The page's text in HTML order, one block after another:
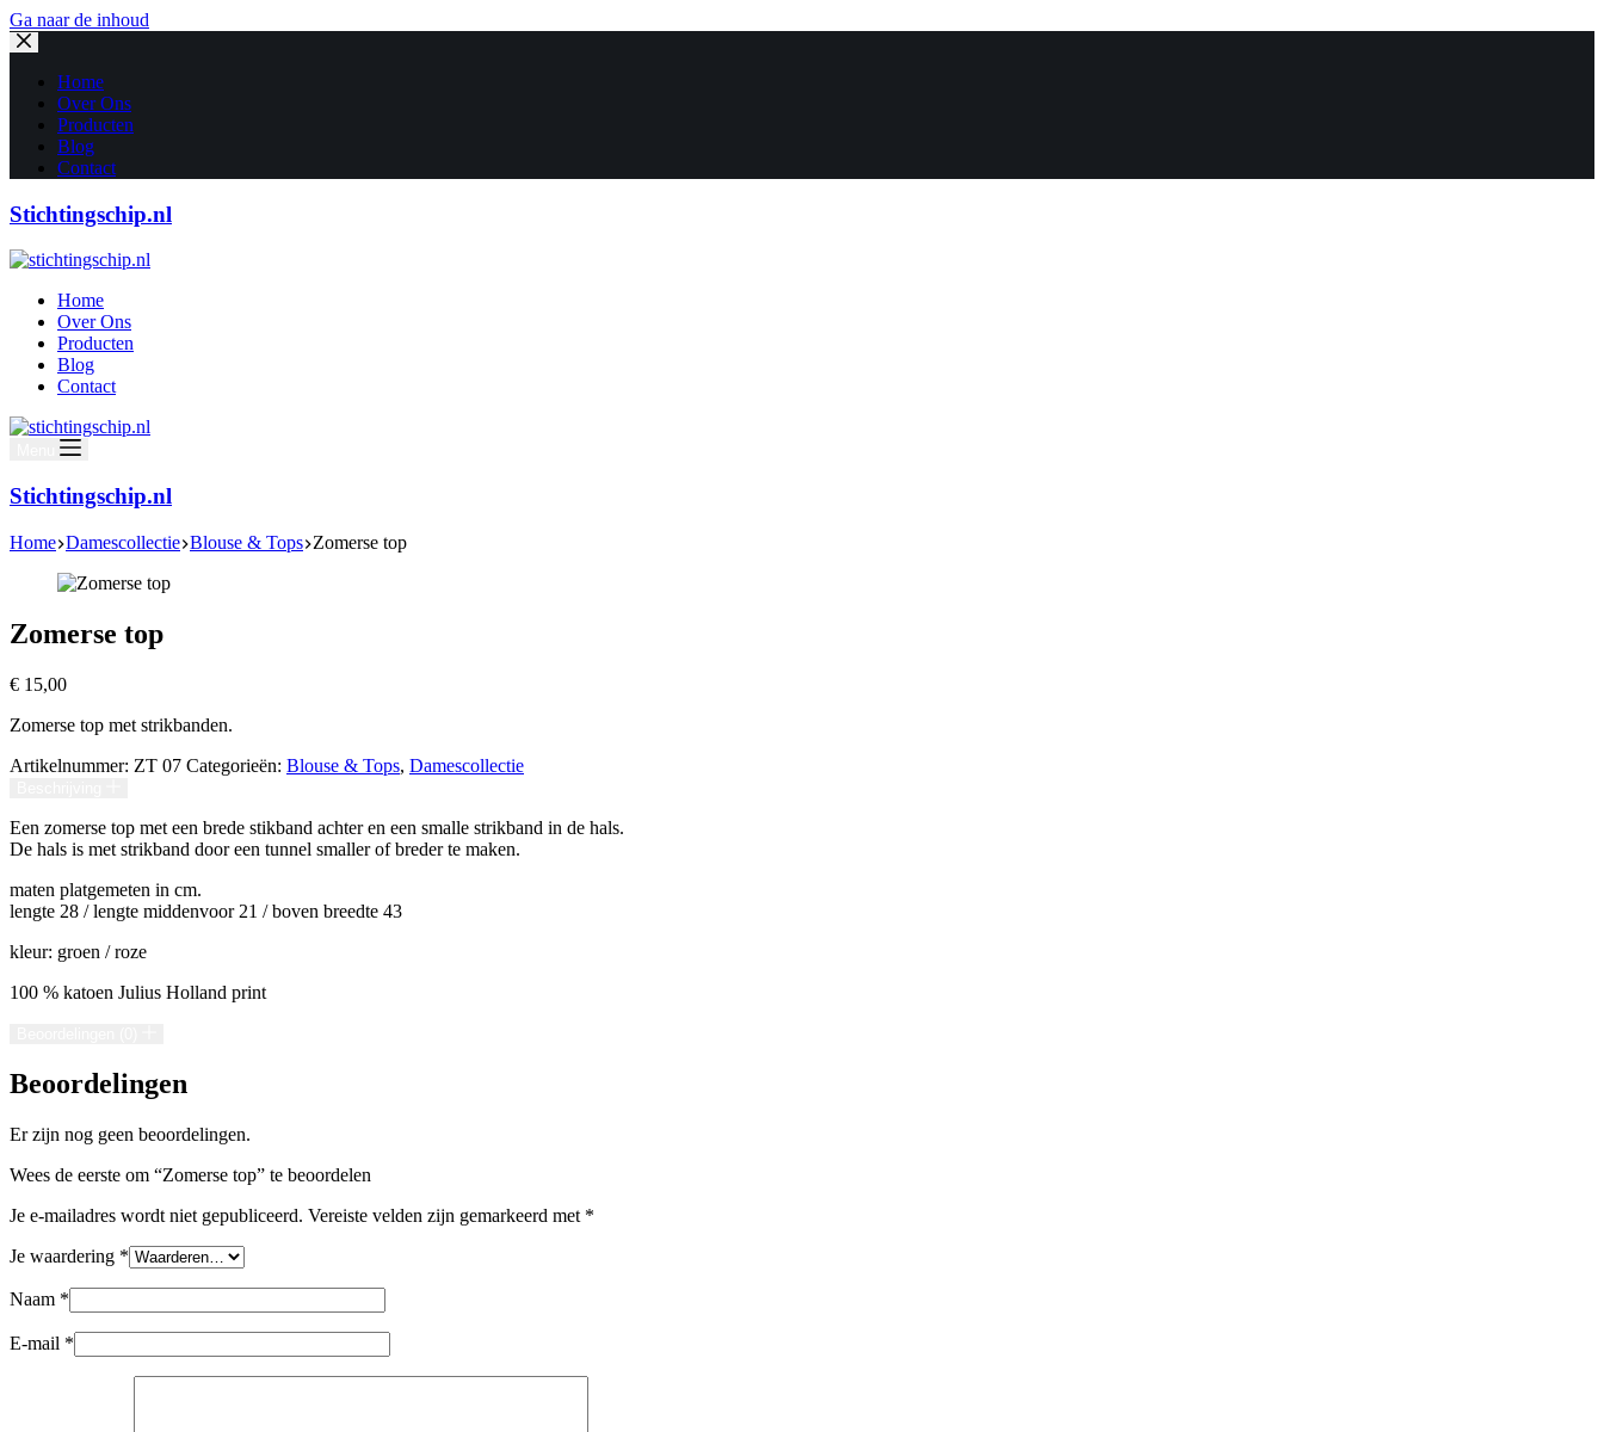
Ga naar de inhoud
Home
Over Ons
Producten
Blog
Contact
Stichtingschip.nl
Home
Over Ons
Producten
Blog
Contact
Stichtingschip.nl
Home Damescollectie Blouse & Tops Zomerse top
Zomerse top
€ 15,00
Zomerse top met strikbanden.
Artikelnummer: ZT 07 Categorieën: Blouse & Tops, Damescollectie
Een zomerse top met een brede stikband achter en een smalle strikband in de hals.
De hals is met strikband door een tunnel smaller of breder te maken.
maten platgemeten in cm.
lengte 28 / lengte middenvoor 21 / boven breedte 43
kleur: groen / roze
100 % katoen Julius Holland print
Beoordelingen
Er zijn nog geen beoordelingen.
Wees de eerste om “Zomerse top” te beoordelen
Je e-mailadres wordt niet gepubliceerd. Vereiste velden zijn gemarkeerd met *
Je waardering *
Naam *
E-mail *